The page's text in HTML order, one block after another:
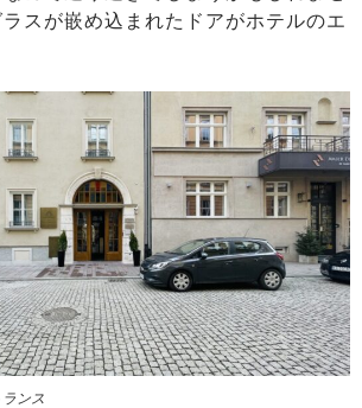
スが嵌め込まれたドアがホテルのエ
ンス